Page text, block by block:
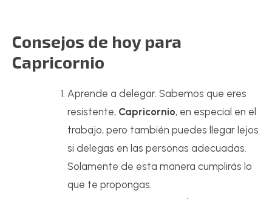
Consejos de hoy para
Capricornio
Aprende a delegar. Sabemos que eres
resistente, Capricornio, en especial en el
trabajo, pero también puedes llegar lejos
si delegas en las personas adecuadas.
Solamente de esta manera cumplirás lo
que te propongas.